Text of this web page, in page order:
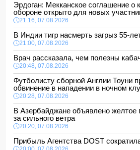
Эрдоган: Мекканское соглашение о
обороне открыто для новых
21:16, 07.08.2026
В Индии тигр насмерть загрыз 55-
21:00, 07.08.2026
Врач рассказала, чем полезны
20:48, 07.08.2026
Футболисту сборной Англии Тоуни
обвинение в нападении в ночном
20:28, 07.08.2026
В Азербайджане объявлено желтое
за сильного ветра
20:20, 07.08.2026
Прибыль Агентства DOST